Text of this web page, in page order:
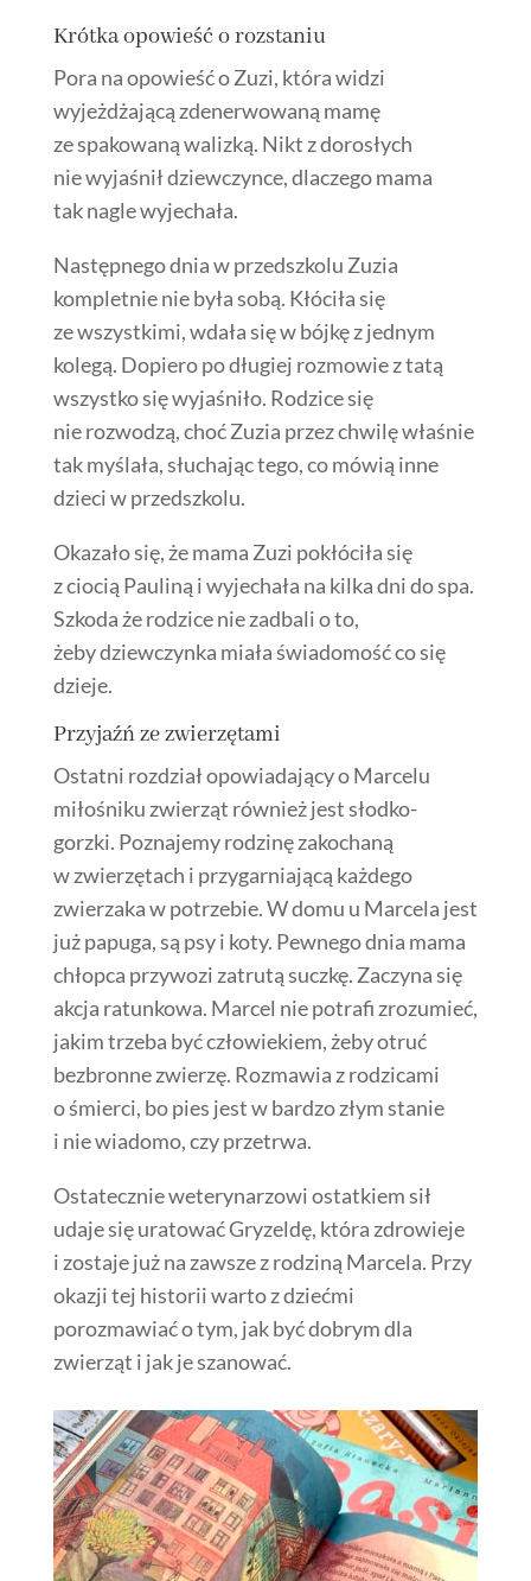
Krótka opowieść o rozstaniu
Pora na opowieść o Zuzi, która widzi
wyjeżdżającą zdenerwowaną mamę
ze spakowaną walizką. Nikt z dorosłych
nie wyjaśnił dziewczynce, dlaczego mama
tak nagle wyjechała.
Następnego dnia w przedszkolu Zuzia
kompletnie nie była sobą. Kłóciła się
ze wszystkimi, wdała się w bójkę z jednym
kolegą. Dopiero po długiej rozmowie z tatą
wszystko się wyjaśniło. Rodzice się
nie rozwodzą, choć Zuzia przez chwilę właśnie
tak myślała, słuchając tego, co mówią inne
dzieci w przedszkolu.
Okazało się, że mama Zuzi pokłóciła się
z ciocią Pauliną i wyjechała na kilka dni do spa.
Szkoda że rodzice nie zadbali o to,
żeby dziewczynka miała świadomość co się
dzieje.
Przyjaźń ze zwierzętami
Ostatni rozdział opowiadający o Marcelu
miłośniku zwierząt również jest słodko-
gorzki. Poznajemy rodzinę zakochaną
w zwierzętach i przygarniającą każdego
zwierzaka w potrzebie. W domu u Marcela jest
już papuga, są psy i koty. Pewnego dnia mama
chłopca przywozi zatrutą suczkę. Zaczyna się
akcja ratunkowa. Marcel nie potrafi zrozumieć,
jakim trzeba być człowiekiem, żeby otruć
bezbronne zwierzę. Rozmawia z rodzicami
o śmierci, bo pies jest w bardzo złym stanie
i nie wiadomo, czy przetrwa.
Ostatecznie weterynarzowi ostatkiem sił
udaje się uratować Gryzeldę, która zdrowieje
i zostaje już na zawsze z rodziną Marcela. Przy
okazji tej historii warto z dziećmi
porozmawiać o tym, jak być dobrym dla
zwierząt i jak je szanować.